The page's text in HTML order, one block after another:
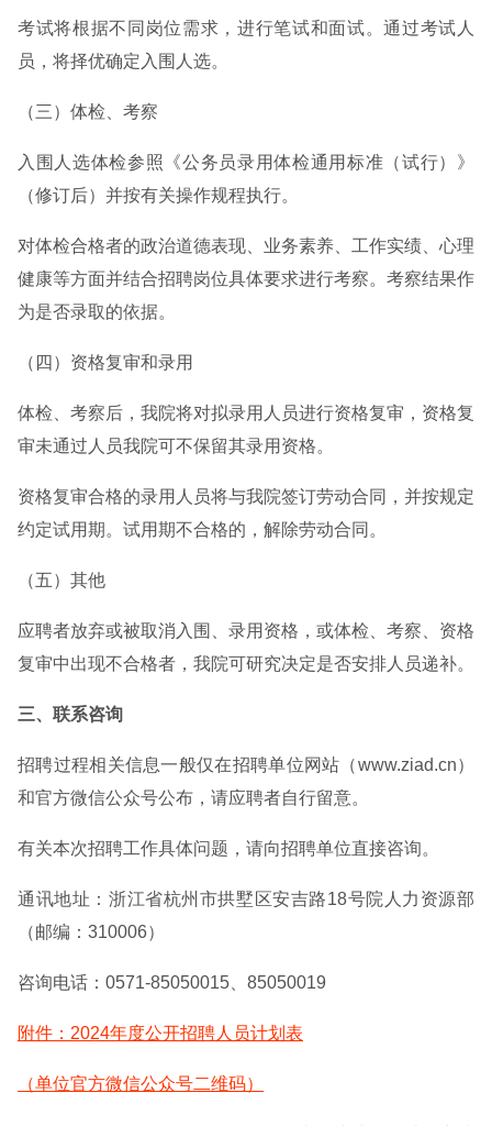
考试将根据不同岗位需求，进行笔试和面试。通过考试人
员，将择优确定入围人选。
（三）体检、考察
入围人选体检参照《公务员录用体检通用标准（试行）》
（修订后）并按有关操作规程执行。
对体检合格者的政治道德表现、业务素养、工作实绩、心理
健康等方面并结合招聘岗位具体要求进行考察。考察结果作
为是否录取的依据。
（四）资格复审和录用
体检、考察后，我院将对拟录用人员进行资格复审，资格复
审未通过人员我院可不保留其录用资格。
资格复审合格的录用人员将与我院签订劳动合同，并按规定
约定试用期。试用期不合格的，解除劳动合同。
（五）其他
应聘者放弃或被取消入围、录用资格，或体检、考察、资格
复审中出现不合格者，我院可研究决定是否安排人员递补。
三、联系咨询
招聘过程相关信息一般仅在招聘单位网站（www.ziad.cn）
和官方微信公众号公布，请应聘者自行留意。
有关本次招聘工作具体问题，请向招聘单位直接咨询。
通讯地址：浙江省杭州市拱墅区安吉路18号院人力资源部
（邮编：310006）
咨询电话：0571-85050015、85050019
附件：2024年度公开招聘人员计划表
（单位官方微信公众号二维码）